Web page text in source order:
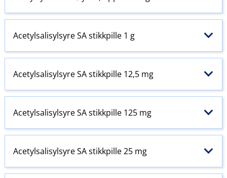
Acetylsalisylsyre SA stikkpille 1 g
Acetylsalisylsyre SA stikkpille 12,5 mg
Acetylsalisylsyre SA stikkpille 125 mg
Acetylsalisylsyre SA stikkpille 25 mg